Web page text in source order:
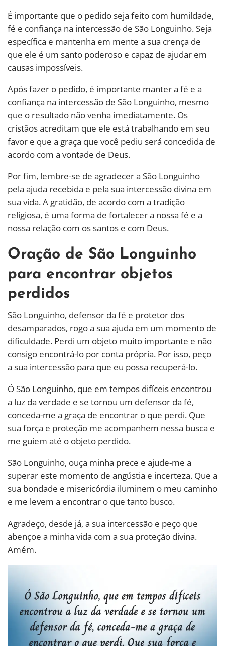
É importante que o pedido seja feito com humildade,
fé e confiança na intercessão de São Longuinho. Seja
específica e mantenha em mente a sua crença de
que ele é um santo poderoso e capaz de ajudar em
causas impossíveis.
Após fazer o pedido, é importante manter a fé e a
confiança na intercessão de São Longuinho, mesmo
que o resultado não venha imediatamente. Os
cristãos acreditam que ele está trabalhando em seu
favor e que a graça que você pediu será concedida de
acordo com a vontade de Deus.
Por fim, lembre-se de agradecer a São Longuinho
pela ajuda recebida e pela sua intercessão divina em
sua vida. A gratidão, de acordo com a tradição
religiosa, é uma forma de fortalecer a nossa fé e a
nossa relação com os santos e com Deus.
Oração de São Longuinho
para encontrar objetos
perdidos
São Longuinho, defensor da fé e protetor dos
desamparados, rogo a sua ajuda em um momento de
dificuldade. Perdi um objeto muito importante e não
consigo encontrá-lo por conta própria. Por isso, peço
a sua intercessão para que eu possa recuperá-lo.
Ó São Longuinho, que em tempos difíceis encontrou
a luz da verdade e se tornou um defensor da fé,
conceda-me a graça de encontrar o que perdi. Que
sua força e proteção me acompanhem nessa busca e
me guiem até o objeto perdido.
São Longuinho, ouça minha prece e ajude-me a
superar este momento de angústia e incerteza. Que a
sua bondade e misericórdia iluminem o meu caminho
e me levem a encontrar o que tanto busco.
Agradeço, desde já, a sua intercessão e peço que
abençoe a minha vida com a sua proteção divina.
Amém.